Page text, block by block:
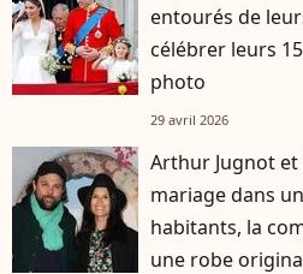
entourés de
célébrer leurs
photo
29 avril 2026
Arthur Jugnot et
mariage dans
habitants, la
une robe